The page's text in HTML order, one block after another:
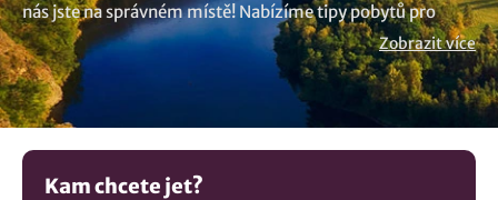
nás jste na správném místě! Nabízíme tipy pobytů pro
skupiny 12, 20, 25, 30, 40, 50, 60, 100 osob a více.
Můžete se ubytovat kdekoliv, od útulných penzionů,
stylových hotelů až po velkokapacitní chaty. Užijte si
společné chvíle s přáteli nebo kolegy. Není to dost? Najděte
více unikátníchubytování v lokalitě Polabí.. Jednoduše a
Zobrazit více
Kam chcete jet?